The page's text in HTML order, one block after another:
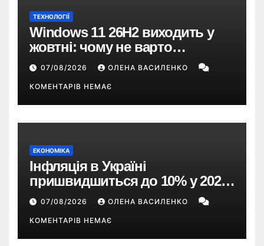
ТЕХНОЛОГІЇ
Windows 11 26H2 виходить у
жовтні: чому не варто
пропускати це оновлення
07/08/2026 ОЛЕНА ВАСИЛЕНКО
КОМЕНТАРІВ НЕМАЄ
ЕКОНОМІКА
Інфляція в Україні
пришвидшиться до 10% у 2026
році — прогноз НБУ
07/08/2026 ОЛЕНА ВАСИЛЕНКО
КОМЕНТАРІВ НЕМАЄ